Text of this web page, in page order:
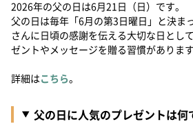
2026年の父の日は6月21日（日）です。
父の日は毎年「6月の第3日曜日」と決ま
さんに日頃の感謝を伝える大切な日とし
ゼントやメッセージを贈る習慣があります
詳細はこちら。
父の日に人気のプレゼントは何